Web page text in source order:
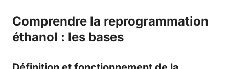
Comprendre la reprogrammation
éthanol : les bases